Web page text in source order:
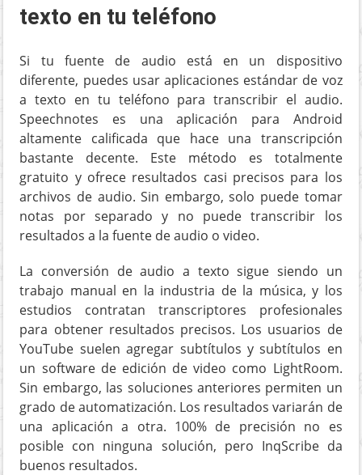
texto en tu teléfono
Si tu fuente de audio está en un dispositivo
diferente, puedes usar aplicaciones estándar de voz
a texto en tu teléfono para transcribir el audio.
Speechnotes es una aplicación para Android
altamente calificada que hace una transcripción
bastante decente. Este método es totalmente
gratuito y ofrece resultados casi precisos para los
archivos de audio. Sin embargo, solo puede tomar
notas por separado y no puede transcribir los
resultados a la fuente de audio o video.
La conversión de audio a texto sigue siendo un
trabajo manual en la industria de la música, y los
estudios contratan transcriptores profesionales
para obtener resultados precisos. Los usuarios de
YouTube suelen agregar subtítulos y subtítulos en
un software de edición de video como LightRoom.
Sin embargo, las soluciones anteriores permiten un
grado de automatización. Los resultados variarán de
una aplicación a otra. 100% de precisión no es
posible con ninguna solución, pero InqScribe da
buenos resultados.